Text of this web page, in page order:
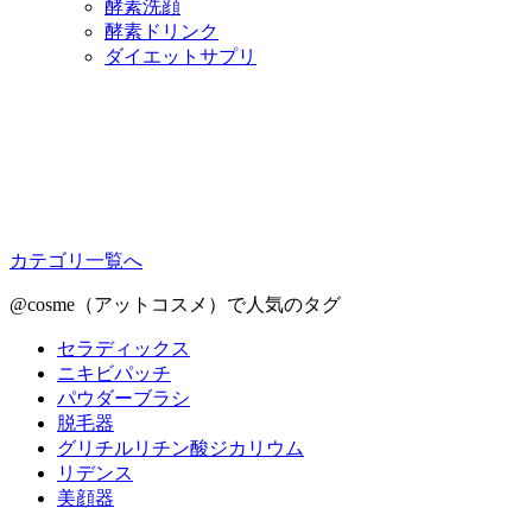
酵素洗顔
酵素ドリンク
ダイエットサプリ
カテゴリ一覧へ
@cosme（アットコスメ）で人気のタグ
セラディックス
ニキビパッチ
パウダーブラシ
脱毛器
グリチルリチン酸ジカリウム
リデンス
美顔器